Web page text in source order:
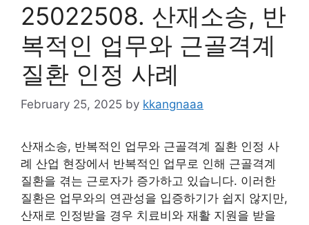
25022508. 산재소송, 반
복적인 업무와 근골격계
질환 인정 사례
February 25, 2025 by kkangnaaa
산재소송, 반복적인 업무와 근골격계 질환 인정 사
례 산업 현장에서 반복적인 업무로 인해 근골격계
질환을 겪는 근로자가 증가하고 있습니다. 이러한
질환은 업무와의 연관성을 입증하기가 쉽지 않지만,
산재로 인정받을 경우 치료비와 재활 지원을 받을